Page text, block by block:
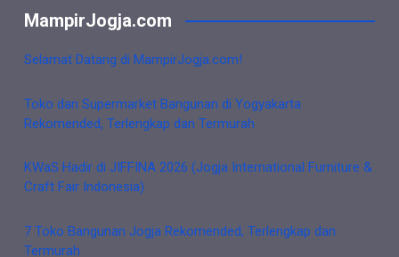
MampirJogja.com
Selamat Datang di MampirJogja.com!
Toko dan Supermarket Bangunan di Yogyakarta
Rekomended, Terlengkap dan Termurah
KWaS Hadir di JIFFINA 2026 (Jogja International Furniture &
Craft Fair Indonesia)
7 Toko Bangunan Jogja Rekomended, Terlengkap dan
Termurah